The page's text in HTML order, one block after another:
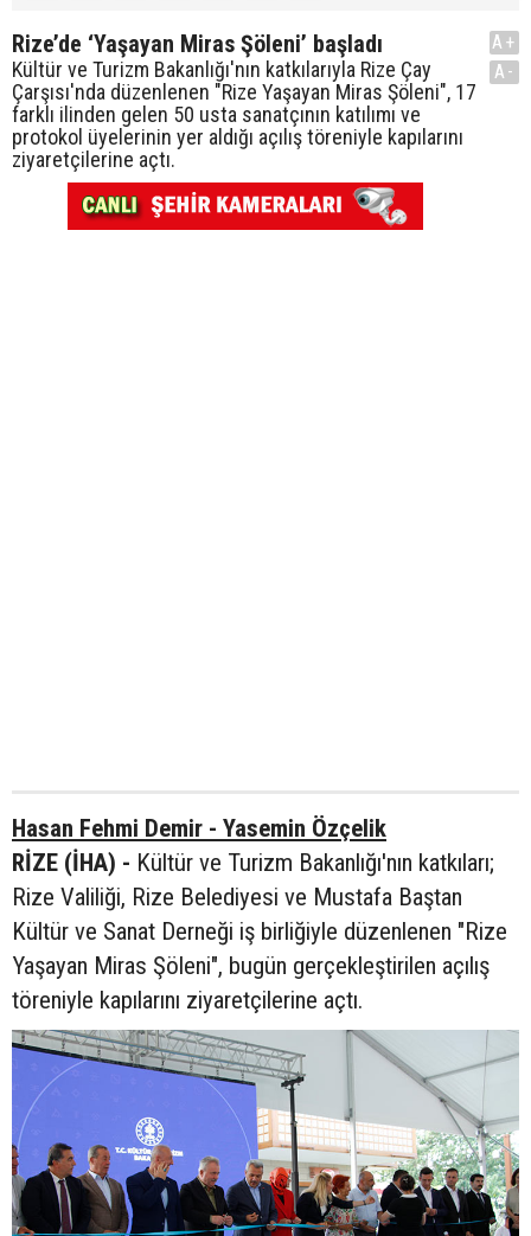
Rize’de ‘Yaşayan Miras Şöleni’ başladı
Kültür ve Turizm Bakanlığı'nın katkılarıyla Rize Çay
Çarşısı'nda düzenlenen "Rize Yaşayan Miras Şöleni", 17
farklı ilinden gelen 50 usta sanatçının katılımı ve
protokol üyelerinin yer aldığı açılış töreniyle kapılarını
ziyaretçilerine açtı.
A+
A-
Hasan Fehmi Demir - Yasemin Özçelik
RİZE (İHA) - Kültür ve Turizm Bakanlığı'nın katkıları;
Rize Valiliği, Rize Belediyesi ve Mustafa Baştan
Kültür ve Sanat Derneği iş birliğiyle düzenlenen "Rize
Yaşayan Miras Şöleni", bugün gerçekleştirilen açılış
töreniyle kapılarını ziyaretçilerine açtı.